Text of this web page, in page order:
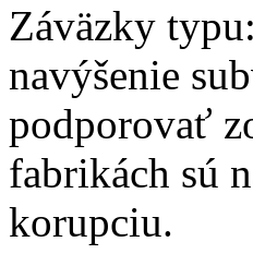
Záväzky
navýšenie
podporovať
fabrikách sú
korupciu.